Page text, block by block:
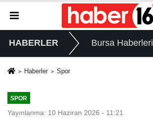
HABERLER Bursa Haberleri
Haberler Spor
SPOR
Yayınlanma: 10 Haziran 2026 - 11:21